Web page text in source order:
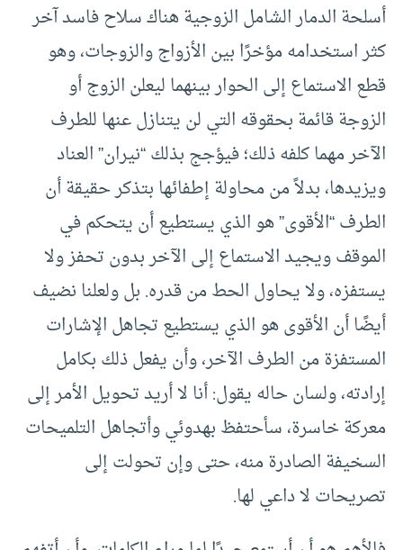
أسلحة الدمار الشامل الزوجية هناك سلاح فاسد آخر
كثر استخدامه مؤخرًا بين الأزواج والزوجات، وهو
قطع الاستماع إلى الحوار بينهما ليعلن الزوج أو
الزوجة قائمة بحقوقه التي لن يتنازل عنها للطرف
الآخر مهما كلفه ذلك؛ فيؤجج بذلك “نيران” العناد
ويزيدها، بدلاً من محاولة إطفائها بتذكر حقيقة أن
الطرف “الأقوى” هو الذي يستطيع أن يتحكم في
الموقف ويجيد الاستماع إلى الآخر بدون تحفز ولا
يستفزه، ولا يحاول الحط من قدره. بل ولعلنا نضيف
أيضًا أن الأقوى هو الذي يستطيع تجاهل الإشارات
المستفزة من الطرف الآخر، وأن يفعل ذلك بكامل
إرادته، ولسان حاله يقول: أنا لا أريد تحويل الأمر إلى
معركة خاسرة، سأحتفظ بهدوئي وأتجاهل التلميحات
السخيفة الصادرة منه، حتى وإن تحولت إلى
تصريحات لا داعي لها.